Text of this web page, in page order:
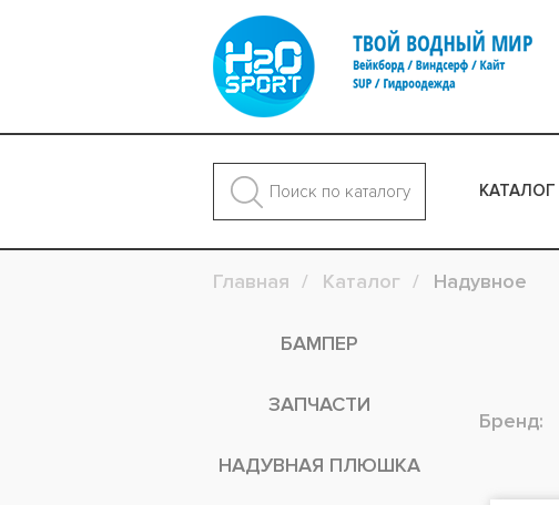
КАТАЛОГ
Главная Каталог Надувное
БАМПЕР
ЗАПЧАСТИ
НАДУВНАЯ ПЛЮШКА
Бренд: